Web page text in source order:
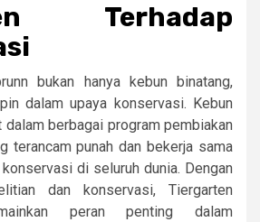
Terhadap
bukan hanya kebun binatang,
dalam upaya konservasi. Kebun
berbagai program pembiakan
terancam punah dan bekerja sama
di seluruh dunia. Dengan
dan konservasi, Tiergarten
peran penting dalam